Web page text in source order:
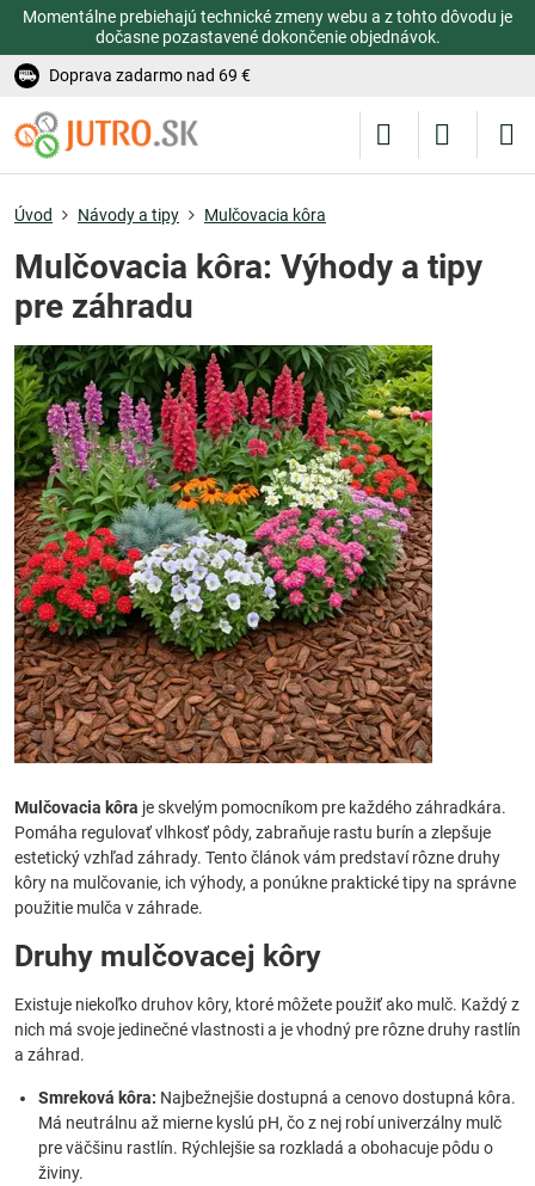
Momentálne prebiehajú technické zmeny webu a z tohto dôvodu je
dočasne pozastavené dokončenie objednávok.
Doprava zadarmo nad 69 €
Úvod Návody a tipy Mulčovacia kôra
Mulčovacia kôra: Výhody a tipy
pre záhradu
Mulčovacia kôra je skvelým pomocníkom pre každého záhradkára.
Pomáha regulovať vlhkosť pôdy, zabraňuje rastu burín a zlepšuje
estetický vzhľad záhrady. Tento článok vám predstaví rôzne druhy
kôry na mulčovanie, ich výhody, a ponúkne praktické tipy na správne
použitie mulča v záhrade.
Druhy mulčovacej kôry
Existuje niekoľko druhov kôry, ktoré môžete použiť ako mulč. Každý z
nich má svoje jedinečné vlastnosti a je vhodný pre rôzne druhy rastlín
a záhrad.
Smreková kôra: Najbežnejšie dostupná a cenovo dostupná kôra.
Má neutrálnu až mierne kyslú pH, čo z nej robí univerzálny mulč
pre väčšinu rastlín. Rýchlejšie sa rozkladá a obohacuje pôdu o
živiny.